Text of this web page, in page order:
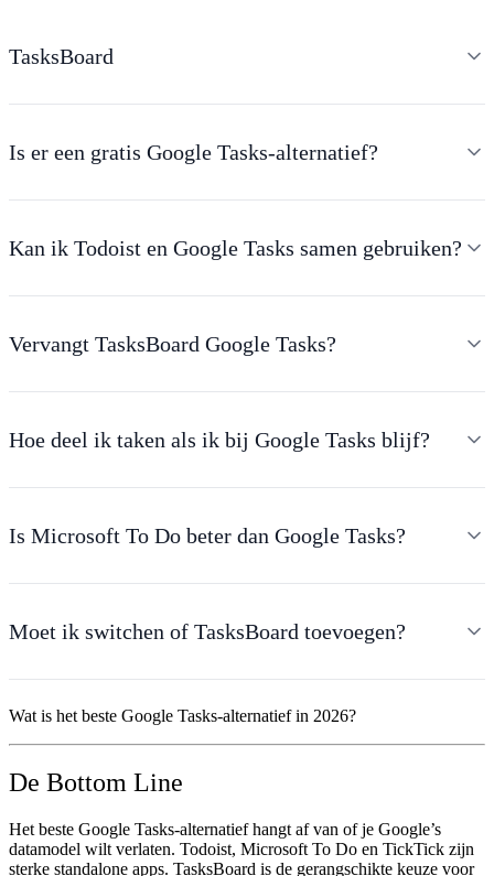
TasksBoard
Is er een gratis Google Tasks-alternatief?
Kan ik Todoist en Google Tasks samen gebruiken?
Vervangt TasksBoard Google Tasks?
Hoe deel ik taken als ik bij Google Tasks blijf?
Is Microsoft To Do beter dan Google Tasks?
Moet ik switchen of TasksBoard toevoegen?
Wat is het beste Google Tasks-alternatief in 2026?
De Bottom Line
Het beste Google Tasks-alternatiefhangt af van of je Google’s
datamodel wilt verlaten. Todoist, Microsoft To Do en TickTick zijn
sterke standalone apps. TasksBoard is de gerangschikte keuze voor